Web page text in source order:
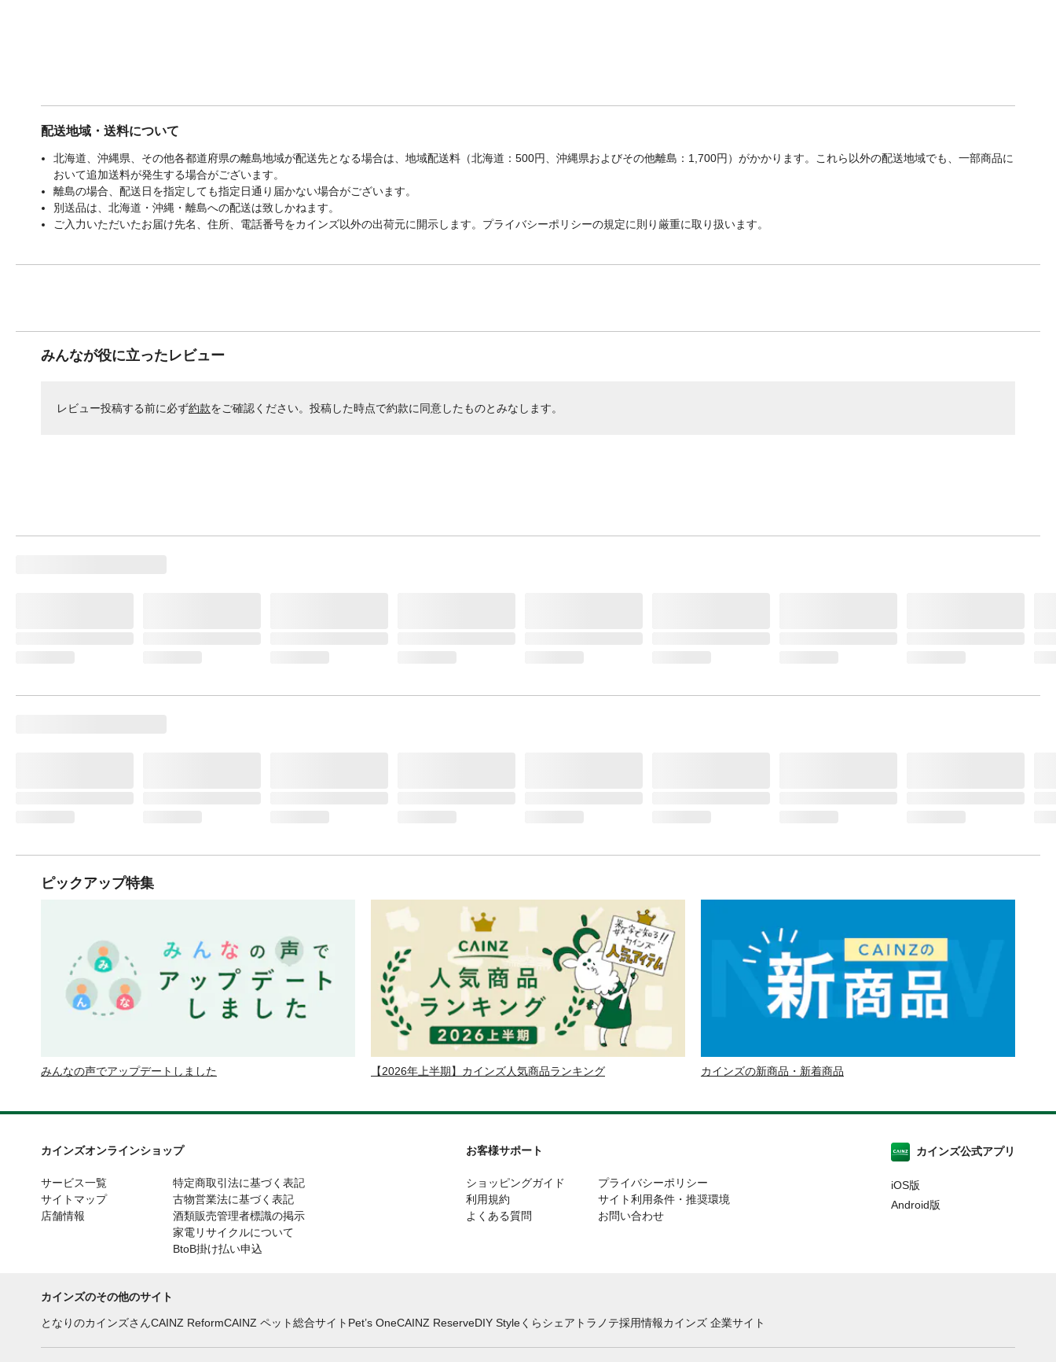
配送地域・送料について
北海道、沖縄県、その他各都道府県の離島地域が配送先となる場合は、地域配送料（北海道：500円、沖縄県およびその他離島：1,700円）がかかります。これら以外の配送地域でも、一部商品に
おいて追加送料が発生する場合がございます。
離島の場合、配送日を指定しても指定日通り届かない場合がございます。
別送品は、北海道・沖縄・離島への配送は致しかねます。
ご入力いただいたお届け先名、住所、電話番号をカインズ以外の出荷元に開示します。プライバシーポリシーの規定に則り厳重に取り扱います。
みんなが役に立ったレビュー
レビュー投稿する前に必ず約款をご確認ください。投稿した時点で約款に同意したものとみなします。
ピックアップ特集
みんなの声でアップデートしました 【2026年上半期】カインズ人気商品ランキング カインズの新商品・新着商品
カインズオンラインショップ
サービス一覧
サイトマップ
店舗情報
特定商取引法に基づく表記
古物営業法に基づく表記
酒類販売管理者標識の掲示
家電リサイクルについて
BtoB掛け払い申込
お客様サポート
ショッピングガイド
利用規約
よくある質問
プライバシーポリシー
サイト利用条件・推奨環境
お問い合わせ
カインズ公式アプリ
iOS版
Android版
カインズのその他のサイト
となりのカインズさんCAINZ ReformCAINZ ペット総合サイト Pet’s OneCAINZ ReserveDIY Styleくらシェア トラノテ採用情報カインズ 企業サイト